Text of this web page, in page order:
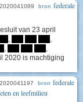
2020041089 bron federale
van 23 april
,
,
,
,
2020 is machtiging
2020041197 bron federale
en leefmilieu